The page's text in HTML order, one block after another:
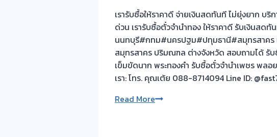
เรารับซื้อให้ราคาดี จ่ายเงินสดทันที ไม่ยุ่งยาก บ
ด่วน เรารับซื้อตั๋วจำนำทอง ให้ราคาดี รับเงินสด
นนทบุรี#กทม#นครปฐม#ปทุมธานี#สมุทรสาคร
สมุทรสาคร ปริมณฑล ต่างจังหวัด สอบถามได้ รั
เข็มขัดนาก พระทองคำ รับซื้อตั๋วจำนำเพชร พลอ
เรา: โทร. คุณเต้ย 088-8714094 Line ID:
Read Moreรับ